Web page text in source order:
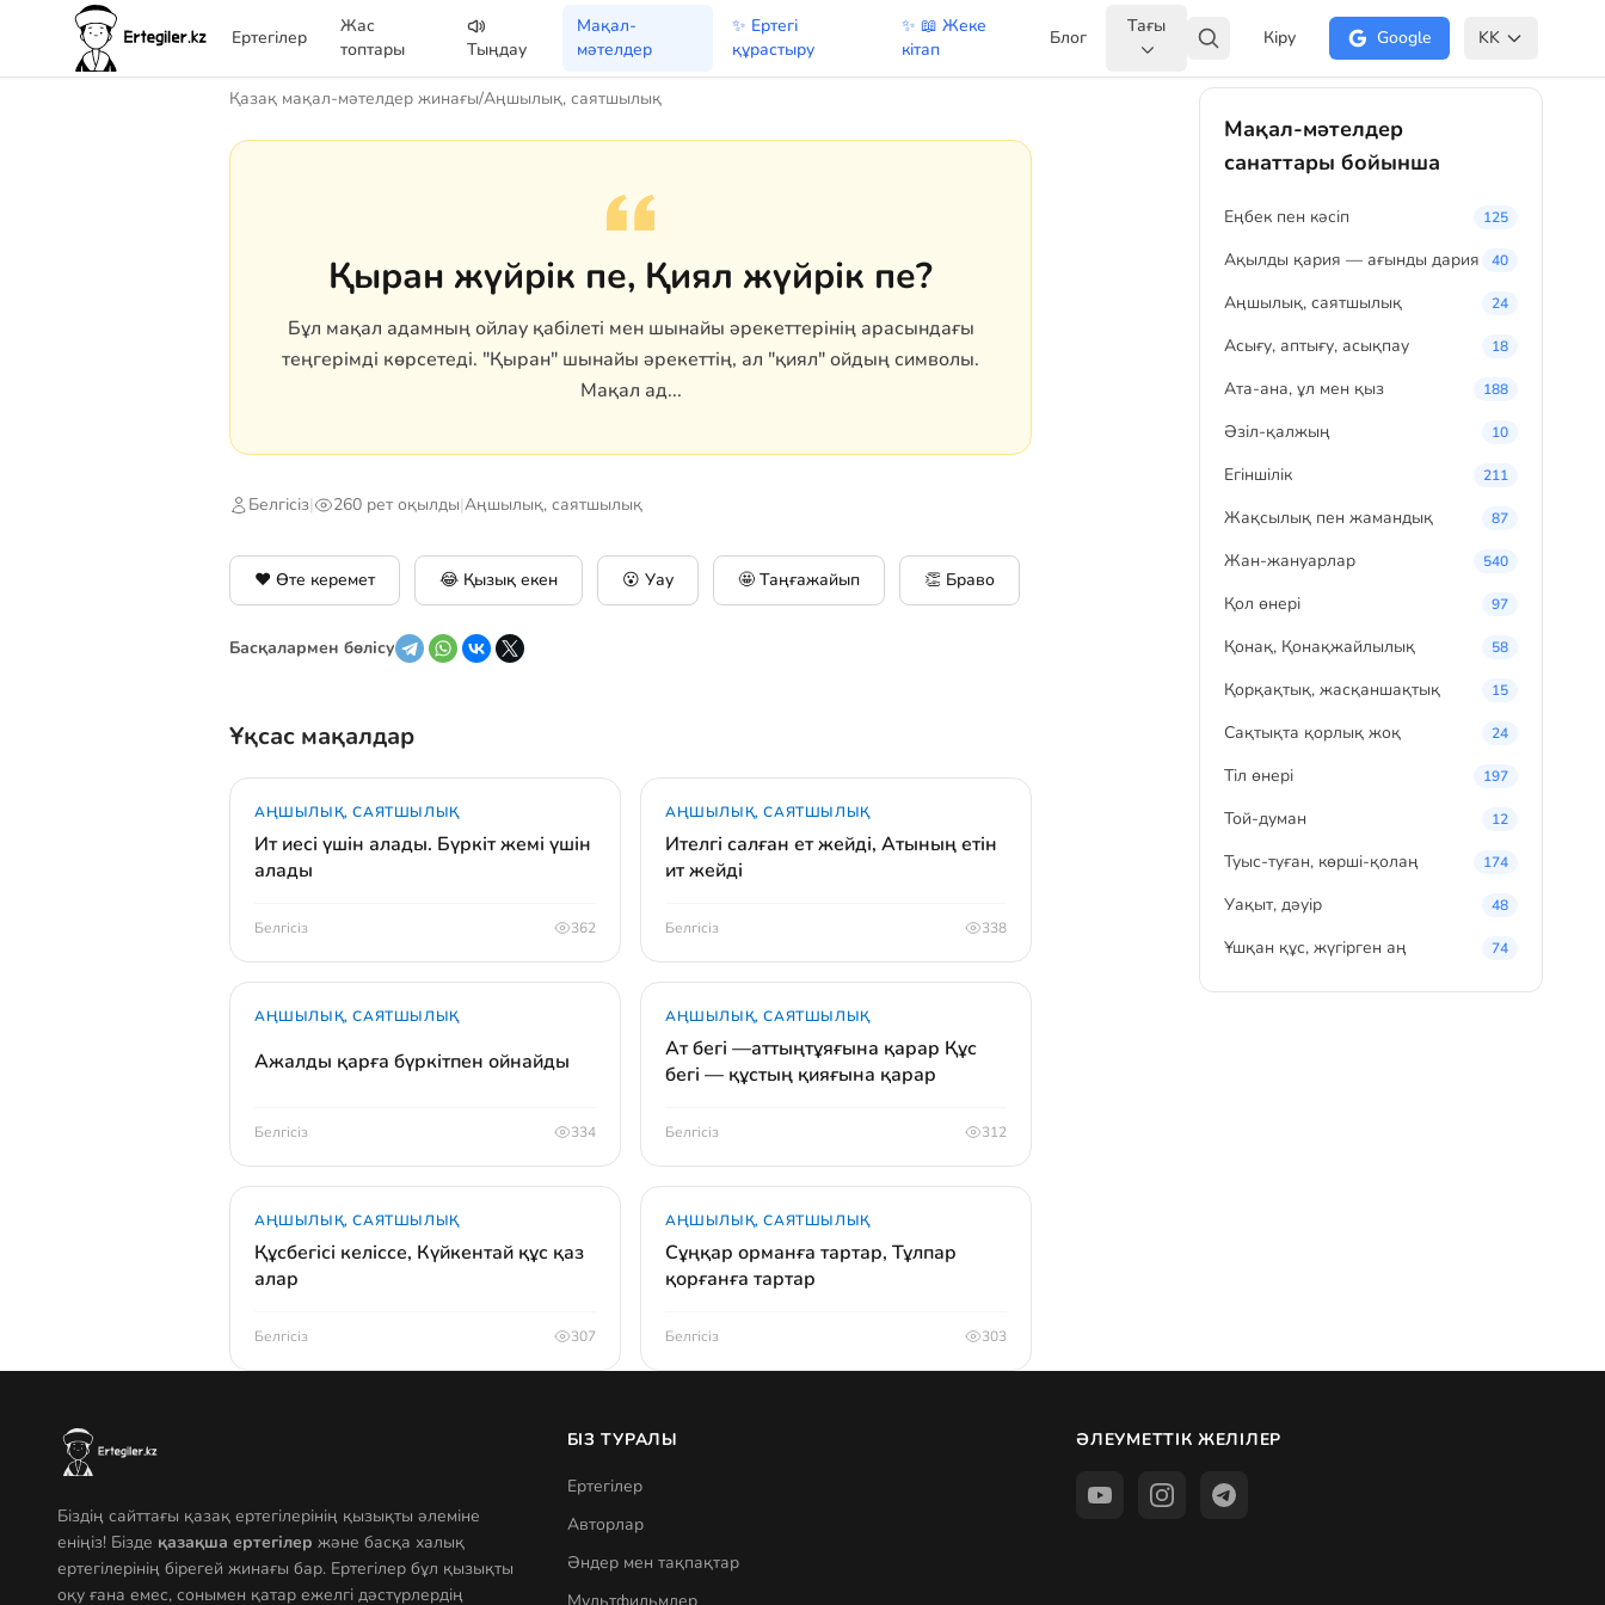
Ертегілер
Жас
топтары
Тыңдау
Мақал-
мәтелдер
✨ Ертегі
құрастыру
✨ 📖 Жеке
кітап
Блог
Тағы
Кіру Google KK
Қазақ мақал-мәтелдер жинағы/Аңшылық, саятшылық
Қыран жүйрік пе, Қиял жүйрік пе?
Бұл мақал адамның ойлау қабілеті мен шынайы әрекеттерінің арасындағы
теңгерімді көрсетеді. "Қыран" шынайы әрекеттің, ал "қиял" ойдың символы.
Мақал ад...
Белгісіз| 260 рет оқылды|Аңшылық, саятшылық
❤️ Өте керемет 😂 Қызық екен 😮 Уау 🤩 Таңғажайып 👏 Браво
Басқалармен бөлісу
Ұқсас мақалдар
АҢШЫЛЫҚ, САЯТШЫЛЫҚ
Ит иесі үшін алады. Бүркіт жемі үшін
алады
Белгісіз 362
АҢШЫЛЫҚ, САЯТШЫЛЫҚ
Ителгі салған ет жейді, Атының етін
ит жейді
Белгісіз 338
АҢШЫЛЫҚ, САЯТШЫЛЫҚ
Ажалды қарға бүркітпен ойнайды
Белгісіз 334
АҢШЫЛЫҚ, САЯТШЫЛЫҚ
Ат бегі —аттыңтұяғына қарар Құс
бегі — құстың қияғына қарар
Белгісіз 312
АҢШЫЛЫҚ, САЯТШЫЛЫҚ
Құсбегісі келіссе, Күйкентай құс қаз
алар
Белгісіз 307
АҢШЫЛЫҚ, САЯТШЫЛЫҚ
Сұңқар орманға тартар, Тұлпар
қорғанға тартар
Белгісіз 303
Мақал-мәтелдер
санаттары бойынша
Eңбек пен кәсіп 125
Ақылды қария — ағынды дария 40
Аңшылық, саятшылық 24
Асығу, аптығу, асықпау 18
Ата-ана, ұл мен қыз 188
Әзіл-қалжың 10
Егіншілік 211
Жақсылық пен жамандық 87
Жан-жануарлар 540
Қол өнері 97
Қонақ, Қонақжайлылық 58
Қорқақтық, жасқаншақтық 15
Сақтықта қорлық жоқ 24
Тіл өнері 197
Той-думан 12
Туыс-туған, көрші-қолаң 174
Уақыт, дәуір 48
Ұшқан құс, жүгірген аң 74
Біздің сайттағы қазақ ертегілерінің қызықты әлеміне
еніңіз! Бізде қазақша ертегілер және басқа халық
ертегілерінің бірегей жинағы бар. Ертегілер бұл қызықты
оқу ғана емес, сонымен қатар ежелгі дәстүрлердің
БІЗ ТУРАЛЫ
Ертегілер
Авторлар
Әндер мен тақпақтар
ӘЛЕУМЕТТІК ЖЕЛІЛЕР